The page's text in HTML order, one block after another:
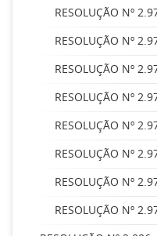
RESOLUÇÃO Nº
RESOLUÇÃO Nº
RESOLUÇÃO Nº
RESOLUÇÃO Nº
RESOLUÇÃO Nº
RESOLUÇÃO Nº
RESOLUÇÃO Nº
RESOLUÇÃO Nº